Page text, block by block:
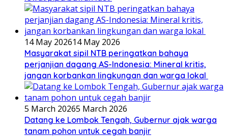
14 May 202614 May 2026
Masyarakat sipil NTB peringatkan bahaya
perjanjian dagang AS-Indonesia: Mineral kritis,
jangan korbankan lingkungan dan warga lokal
5 March 20265 March 2026
Datang ke Lombok Tengah, Gubernur ajak warga
tanam pohon untuk cegah banjir